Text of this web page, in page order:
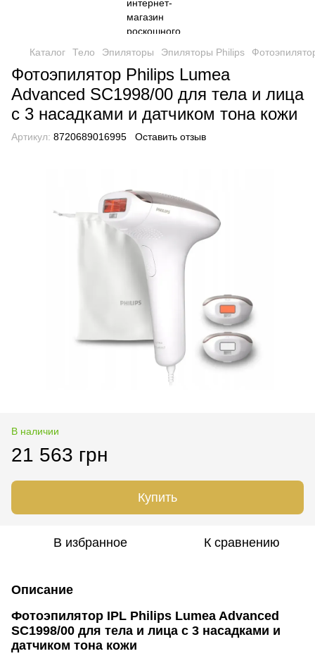
Каталог Тело Эпиляторы Эпиляторы Philips
Фотоэпилятор Philips Lumea
Advanced SC1998/00 для тела и лица
с 3 насадками и датчиком тона кожи
Артикул: 8720689016995 Оставить отзыв
В наличии
21 563 грн
Купить
В избранное К сравнению
Описание
Фотоэпилятор IPL Philips Lumea Advanced
SC1998/00 для тела и лица с 3 насадками и
датчиком тона кожи